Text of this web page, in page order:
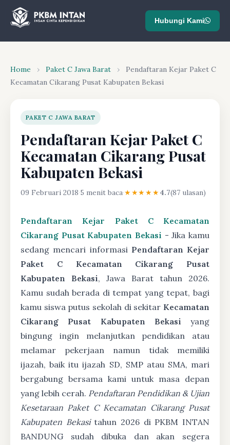
Hubungi Kami
Home › Paket C Jawa Barat ›
Pendaftaran Kejar Paket C
Kecamatan Cikarang Pusat Kabupaten Bekasi
PAKET C JAWA BARAT
Pendaftaran Kejar Paket C
Kecamatan Cikarang Pusat
Kabupaten Bekasi
09 Februari 2018·5 menit baca·★★★★★4.7(87 ulasan)
Pendaftaran Kejar Paket C Kecamatan
Cikarang Pusat Kabupaten Bekasi - Jika kamu
sedang mencari informasi Pendaftaran Kejar
Paket C Kecamatan Cikarang Pusat
Kabupaten Bekasi, Jawa Barat tahun 2026.
Kamu sudah berada di tempat yang tepat, bagi
kamu siswa putus sekolah di sekitar Kecamatan
Cikarang Pusat Kabupaten Bekasi yang
bingung ingin melanjutkan pendidikan atau
melamar pekerjaan namun tidak memiliki
ijazah, baik itu ijazah SD, SMP atau SMA, mari
bergabung bersama kami untuk masa depan
yang lebih cerah. Pendaftaran Pendidikan & Ujian
Kesetaraan Paket C Kecamatan Cikarang Pusat
Kabupaten Bekasitahun 2026 di PKBM INTAN
BANDUNG sudah dibuka dan akan segera